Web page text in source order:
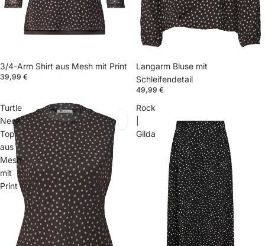
3/4-Arm Shirt aus Mesh mit Print
39,99 €
Langarm Bluse mit
Schleifendetail
49,99 €
Turtle
Neck
Top
aus
Mesh
mit
Print
Rock
Gilda